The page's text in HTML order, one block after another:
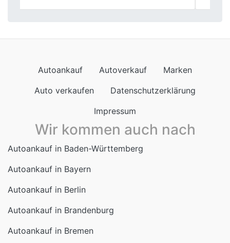
Autoankauf Autoverkauf
Marken
Auto verkaufen
Datenschutzerklärung
Impressum
Wir kommen auch nach
Autoankauf in Baden-Württemberg
Autoankauf in Bayern
Autoankauf in Berlin
Autoankauf in Brandenburg
Autoankauf in Bremen